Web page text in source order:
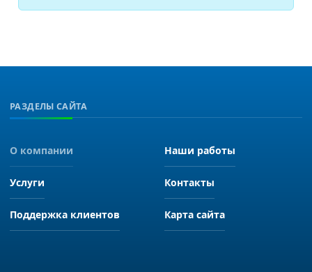
РАЗДЕЛЫ САЙТА
О компании Наши работы
Услуги Контакты
Поддержка клиентов Карта сайта